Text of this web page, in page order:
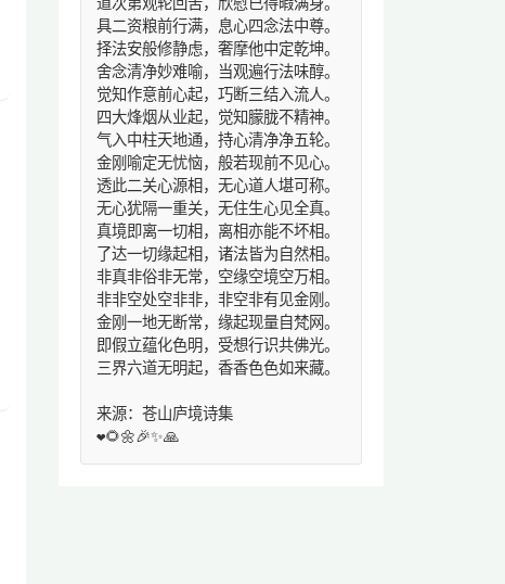
具二资粮前行满，息心四念法中尊。
择法安般修静虑，奢摩他中定乾坤。
舍念清净妙难喻，当观遍行法味醇。
觉知作意前心起，巧断三结入流人。
四大烽烟从业起，觉知朦胧不精神。
气入中柱天地通，持心清净净五轮。
金刚喻定无忧恼，般若现前不见心。
透此二关心源相，无心道人堪可称。
无心犹隔一重关，无住生心见全真。
真境即离一切相，离相亦能不坏相。
了达一切缘起相，诸法皆为自然相。
非真非俗非无常，空缘空境空万相。
非非空处空非非，非空非有见金刚。
金刚一地无断常，缘起现量自梵网。
即假立蕴化色明，受想行识共佛光。
三界六道无明起，香香色色如来藏。
来源：苍山庐境诗集
❤️🌻🌼🎉✨🙏